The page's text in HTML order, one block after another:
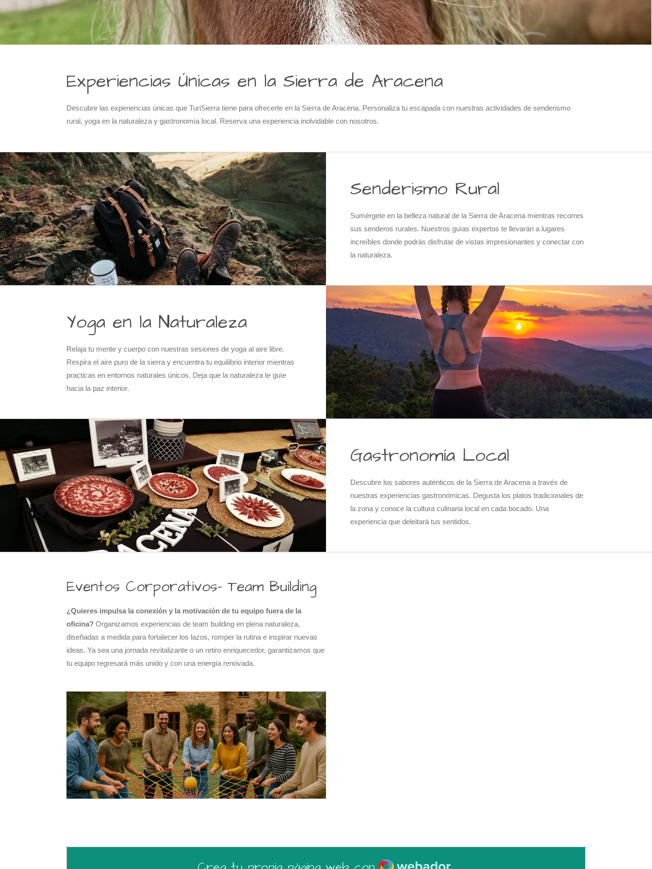
Experiencias Únicas en la Sierra de Aracena
Descubre las experiencias únicas que TuriSierra tiene para ofrecerte en la Sierra de Aracena. Personaliza tu escapada con nuestras actividades de senderismo
rural, yoga en la naturaleza y gastronomía local. Reserva una experiencia inolvidable con nosotros.
Senderismo Rural
Sumérgete en la belleza natural de la Sierra de Aracena mientras recorres
sus senderos rurales. Nuestros guías expertos te llevarán a lugares
increíbles donde podrás disfrutar de vistas impresionantes y conectar con
la naturaleza.
Yoga en la Naturaleza
Relaja tu mente y cuerpo con nuestras sesiones de yoga al aire libre.
Respira el aire puro de la sierra y encuentra tu equilibrio interior mientras
practicas en entornos naturales únicos. Deja que la naturaleza te guíe
hacia la paz interior.
Gastronomía Local
Descubre los sabores auténticos de la Sierra de Aracena a través de
nuestras experiencias gastronómicas. Degusta los platos tradicionales de
la zona y conoce la cultura culinaria local en cada bocado. Una
experiencia que deleitará tus sentidos.
Eventos Corporativos- Team Building
¿Quieres impulsa la conexión y la motivación de tu equipo fuera de la
oficina? Organizamos experiencias de team building en plena naturaleza,
diseñadas a medida para fortalecer los lazos, romper la rutina e inspirar nuevas
ideas. Ya sea una jornada revitalizante o un retiro enriquecedor, garantizamos que
tu equipo regresará más unido y con una energía renovada.
Webador